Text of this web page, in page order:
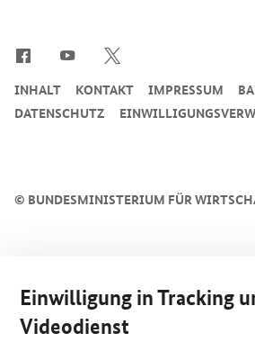
© BUNDESMINISTERIUM FÜR
INHALT KONTAKT IMPRESSUM
DATENSCHUTZ
Einwilligung in Tracking
Videodienst